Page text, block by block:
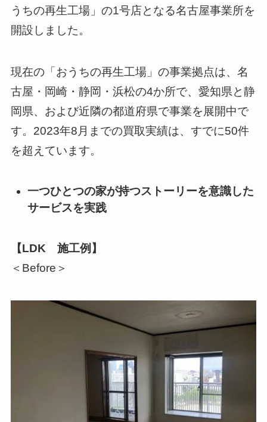
うちの再生工場」の1号店となる名古屋事業所を
開設しました。
現在の「おうちの再生工場」の事業拠点は、名
古屋・岡崎・静岡・浜松の4か所で、愛知県と静
岡県、および近隣の都道府県で事業を展開中で
す。2023年8月までの買取実績は、すでに50件
を超えています。
一つひとつの家が持つストーリーを意識した
サービスを実践
【LDK 施工例】
＜Before＞